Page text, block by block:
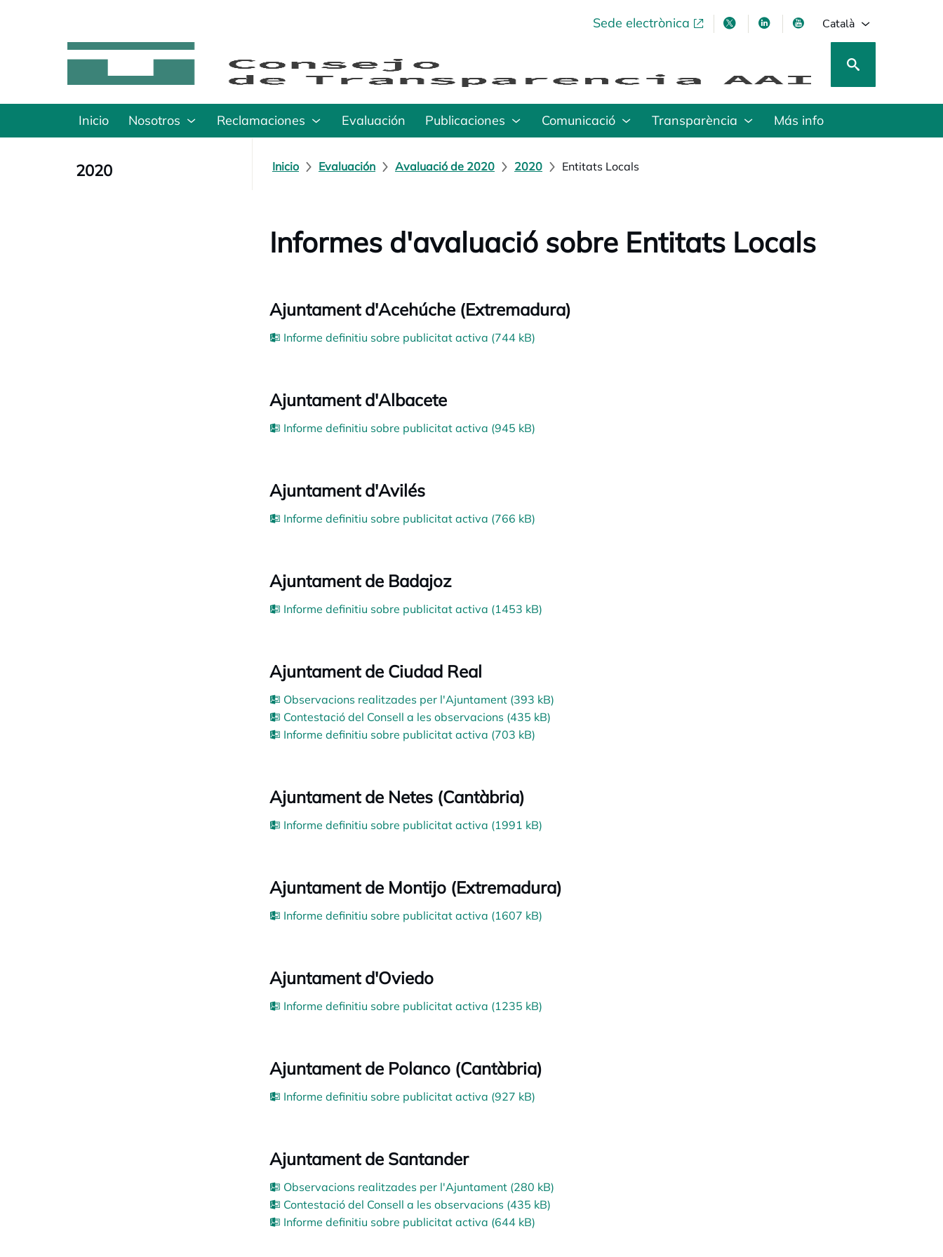
Sede electrònicaopens in a new tabopens in a new tab
opens in a new tab
opens in a new tab
Català
Inicio Nosotros Reclamaciones Evaluación Publicaciones Comunicació Transparència Más info
2020 Inicio Evaluación Avaluació de 2020 2020 Entitats Locals
Informes d'avaluació sobre Entitats Locals
Ajuntament d'Acehúche (Extremadura)
Informe definitiu sobre publicitat activa (744 kB)
Ajuntament d'Albacete
Informe definitiu sobre publicitat activa (945 kB)
Ajuntament d'Avilés
Informe definitiu sobre publicitat activa (766 kB)
Ajuntament de Badajoz
Informe definitiu sobre publicitat activa (1453 kB)
Ajuntament de Ciudad Real
Observacions realitzades per l'Ajuntament (393 kB)
Contestació del Consell a les observacions (435 kB)
Informe definitiu sobre publicitat activa (703 kB)
Ajuntament de Netes (Cantàbria)
Informe definitiu sobre publicitat activa (1991 kB)
Ajuntament de Montijo (Extremadura)
Informe definitiu sobre publicitat activa (1607 kB)
Ajuntament d'Oviedo
Informe definitiu sobre publicitat activa (1235 kB)
Ajuntament de Polanco (Cantàbria)
Informe definitiu sobre publicitat activa (927 kB)
Ajuntament de Santander
Observacions realitzades per l'Ajuntament (280 kB)
Contestació del Consell a les observacions (435 kB)
Informe definitiu sobre publicitat activa (644 kB)